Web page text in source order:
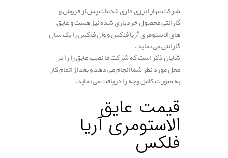
شرکت مهار انرزی داری خدمات پس از فروش و
گارانتی محصول خردیاری شده نیز هست و عایق
های الاستومری آریا فلکس و وان فلکس را یک سال
گارانتی می نماید .
شایان ذکر است که شرکت ما نصب عایق را را در
محل مورد نظر شما انجام می دهد و بعد از اتمام کار
به صورت کامل وجه را دریافت می نماید.
قیمت عایق
الاستومری آریا
فلکس